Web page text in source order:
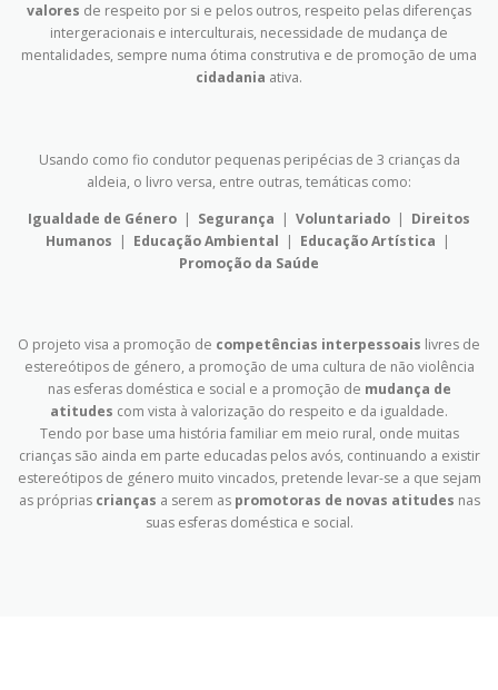
valores de respeito por si e pelos outros, respeito pelas diferenças
intergeracionais e interculturais, necessidade de mudança de
mentalidades, sempre numa ótima construtiva e de promoção de uma
cidadania ativa.
Usando como fio condutor pequenas peripécias de 3 crianças da
aldeia, o livro versa, entre outras, temáticas como:
Igualdade de Género | Segurança | Voluntariado | Direitos
Humanos | Educação Ambiental | Educação Artística |
Promoção da Saúde
O projeto visa a promoção de competências interpessoais livres de
estereótipos de género, a promoção de uma cultura de não violência
nas esferas doméstica e social e a promoção de mudança de
atitudes com vista à valorização do respeito e da igualdade.
Tendo por base uma história familiar em meio rural, onde muitas
crianças são ainda em parte educadas pelos avós, continuando a existir
estereótipos de género muito vincados, pretende levar-se a que sejam
as próprias crianças a serem as promotoras de novas atitudes nas
suas esferas doméstica e social.